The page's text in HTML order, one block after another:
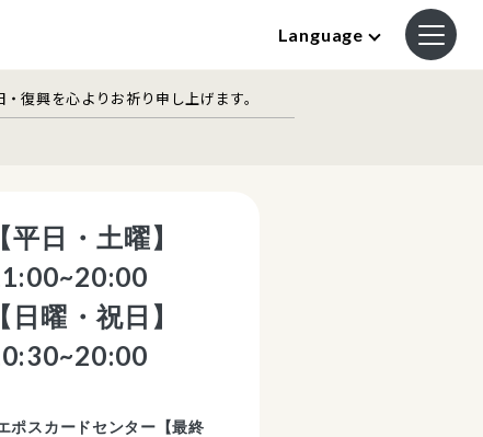
Language
復興を心よりお祈り申し上げます。
【平日・土曜】
【日曜・祝日】
ポスカードセンター【最終